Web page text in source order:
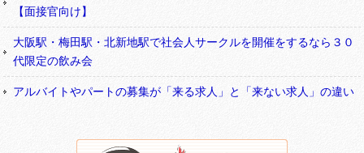
【面接官向け】
大阪駅・梅田駅・北新地駅で社会人サークルを開催をするなら３０
代限定の飲み会
アルバイトやパートの募集が「来る求人」と「来ない求人」の違い